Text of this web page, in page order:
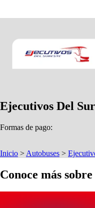
Ejecutivos Del
Formas de pago:
Inicio > Autobuses >
Conoce más